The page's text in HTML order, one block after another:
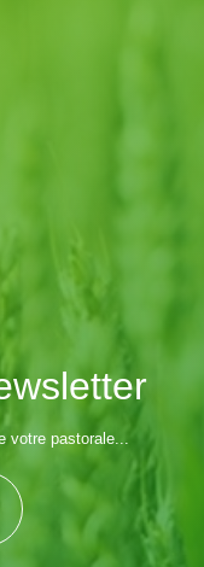
votre pastorale...